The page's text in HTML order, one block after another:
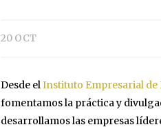
20 OCT
Desde elInstituto Empresarial
fomentamos la práctica y
desarrollamos las empresas